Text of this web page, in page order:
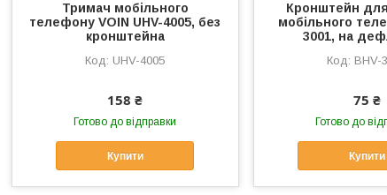
Тримач мобільного
телефону VOIN UHV-4005, без
кронштейна
UHV-4005
158 ₴
Готово до відправки
Купити
Кронштейн
мобільного
3001, на
BHV-
75 ₴
Готово до
Купити